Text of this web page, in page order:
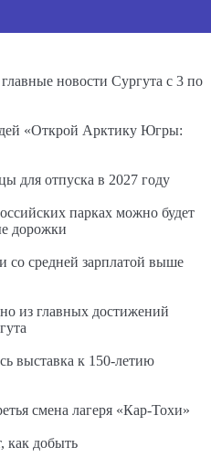
новости Сургута с 3 по
«Открой Арктику Югры:
для отпуска в 2027 году
парках можно будет
дорожки
со средней зарплатой выше
из главных достижений
выставка к 150-летию
смена лагеря «Кар-Тохи»
как добыть